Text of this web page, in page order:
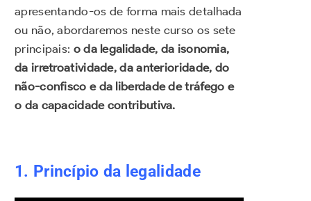
apresentando-os de forma mais detalhada
ou não, abordaremos neste curso os sete
principais: o da legalidade, da isonomia,
da irretroatividade, da anterioridade, do
não-confisco e da liberdade de tráfego e
o da capacidade contributiva.
1. Princípio da legalidade